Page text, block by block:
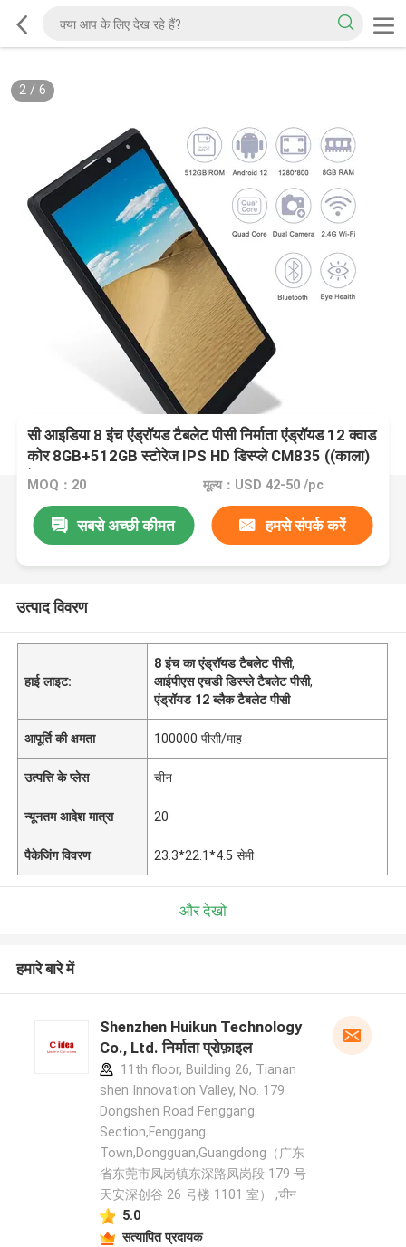
3/ 6
सी आइडिया 8 इंच एंड्रॉयड टैबलेट पीसी निर्माता एंड्रॉयड 12 क्वाड
कोर 8GB+512GB स्टोरेज IPS HD डिस्प्ले CM835 ((काला)
के साथ
MOQ：20 मूल्य：USD 42-50 /pc
सबसे अच्छी कीमत हमसे संपर्क करें
उत्पाद विवरण
हाई लाइट:
8 इंच का एंड्रॉयड टैबलेट पीसी,
आईपीएस एचडी डिस्प्ले टैबलेट पीसी,
एंड्रॉयड 12 ब्लैक टैबलेट पीसी
आपूर्ति की क्षमता 100000 पीसी/माह
उत्पत्ति के प्लेस चीन
न्यूनतम आदेश मात्रा 20
पैकेजिंग विवरण 23.3*22.1*4.5 सेमी
और देखो
हमारे बारे में
Shenzhen Huikun Technology
Co., Ltd. निर्माता प्रोफ़ाइल
11th floor, Building 26, Tianan
shen Innovation Valley, No. 179
Dongshen Road Fenggang
Section,Fenggang
Town,Dongguan,Guangdong（广东
省东莞市凤岗镇东深路凤岗段 179 号
天安深创谷 26 号楼 1101 室） ,चीन
5.0
सत्यापित प्रदायक